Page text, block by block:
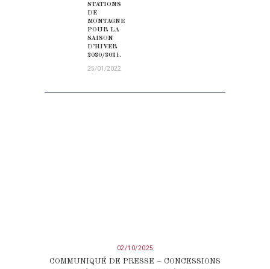
STATIONS
DE
MONTAGNE
POUR LA
SAISON
D’HIVER
2020/2021.
25/01/2022
02/10/2025
COMMUNIQUÉ DE PRESSE – CONCESSIONS